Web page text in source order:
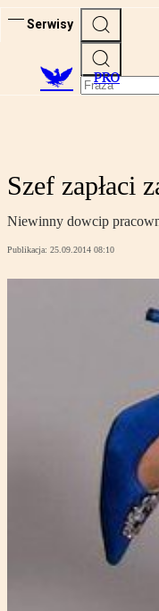
Serwisy
PRO
Szef zapłaci
Niewinny dowcip
Publikacja: 25.09.2014 08:10